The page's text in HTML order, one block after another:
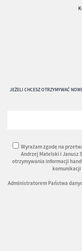
JEŻELI CHCESZ OTRZYMYWAĆ
Wyrażam zgodę na
Andrzej Matelski i Janusz
otrzymywania informacji
Administratorem Państwa